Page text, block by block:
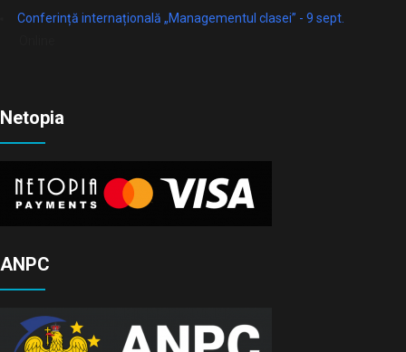
Conferință internațională „Managementul clasei” - 9 sept.
Netopia
ANPC